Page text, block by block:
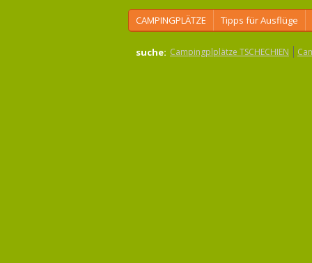
CAMPINGPLÄTZE Tipps für Ausflüge
suche: Campingplplätze TSCHECHIEN